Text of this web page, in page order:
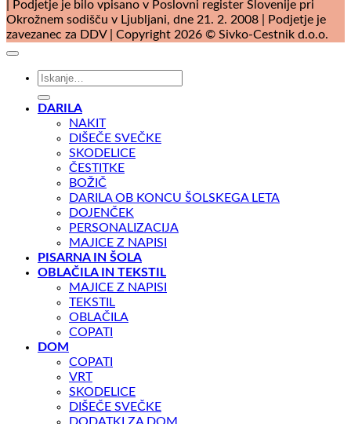
| Podjetje je bilo vpisano v Poslovni register Slovenije pri
Okrožnem sodišču v Ljubljani, dne 21. 2. 2008 | Podjetje je
zavezanec za DDV | Copyright 2026 © Sivko-Cestnik d.o.o.
Išči:
DARILA
NAKIT
DIŠEČE SVEČKE
SKODELICE
ČESTITKE
BOŽIČ
DARILA OB KONCU ŠOLSKEGA LETA
DOJENČEK
PERSONALIZACIJA
MAJICE Z NAPISI
PISARNA IN ŠOLA
OBLAČILA IN TEKSTIL
MAJICE Z NAPISI
TEKSTIL
OBLAČILA
COPATI
DOM
COPATI
VRT
SKODELICE
DIŠEČE SVEČKE